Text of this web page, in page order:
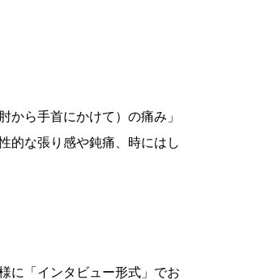
ら手首にかけて）の痛み」
的な張り感や鈍痛、時にはし
に「インタビュー形式」でお